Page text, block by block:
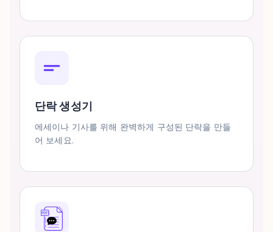
단락 생성기
에세이나 기사를 위해 완벽하게 구성된 단락을 만들
어 보세요.